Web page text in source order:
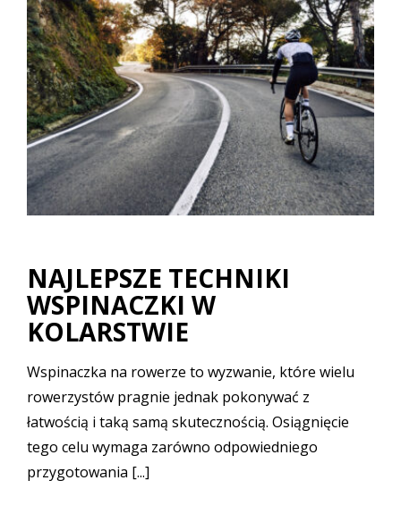
NAJLEPSZE TECHNIKI
WSPINACZKI W
KOLARSTWIE
Wspinaczka na rowerze to wyzwanie, które wielu
rowerzystów pragnie jednak pokonywać z
łatwością i taką samą skutecznością. Osiągnięcie
tego celu wymaga zarówno odpowiedniego
przygotowania [...]